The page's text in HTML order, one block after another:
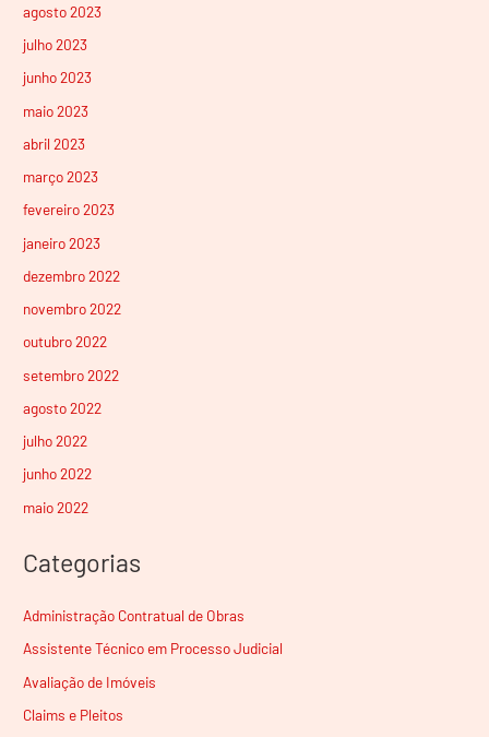
agosto 2023
julho 2023
junho 2023
maio 2023
abril 2023
março 2023
fevereiro 2023
janeiro 2023
dezembro 2022
novembro 2022
outubro 2022
setembro 2022
agosto 2022
julho 2022
junho 2022
maio 2022
Categorias
Administração Contratual de Obras
Assistente Técnico em Processo Judicial
Avaliação de Imóveis
Claims e Pleitos